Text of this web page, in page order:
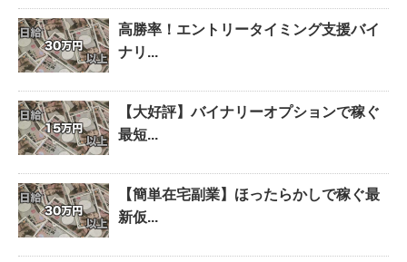
高勝率！エントリータイミング支援バイ
ナリ...
【大好評】バイナリーオプションで稼ぐ
最短...
【簡単在宅副業】ほったらかしで稼ぐ最
新仮...